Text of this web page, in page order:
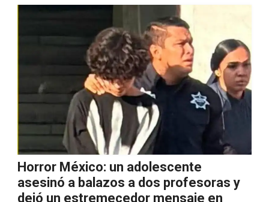
Horror México: un adolescente
asesinó a balazos a dos profesoras y
dejó un estremecedor mensaje en